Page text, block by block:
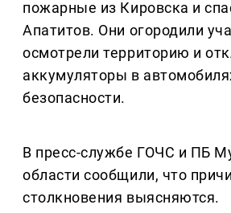
пожарные из Кировска и
Апатитов. Они огородили
осмотрели территорию и
аккумуляторы в
безопасности.
В пресс-службе ГОЧС и ПБ
области сообщили, что
столкновения выясняются.